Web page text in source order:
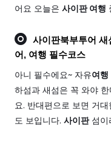
어요 오늘은 사이판 여행
사이판북부투어 새
어, 여행 필수코스
아니 필수에요~ 자유여행
하섬과 새섬은 꼭 와야
요. 반대편으로 보면 거
도 보입니다. 사이판섬이